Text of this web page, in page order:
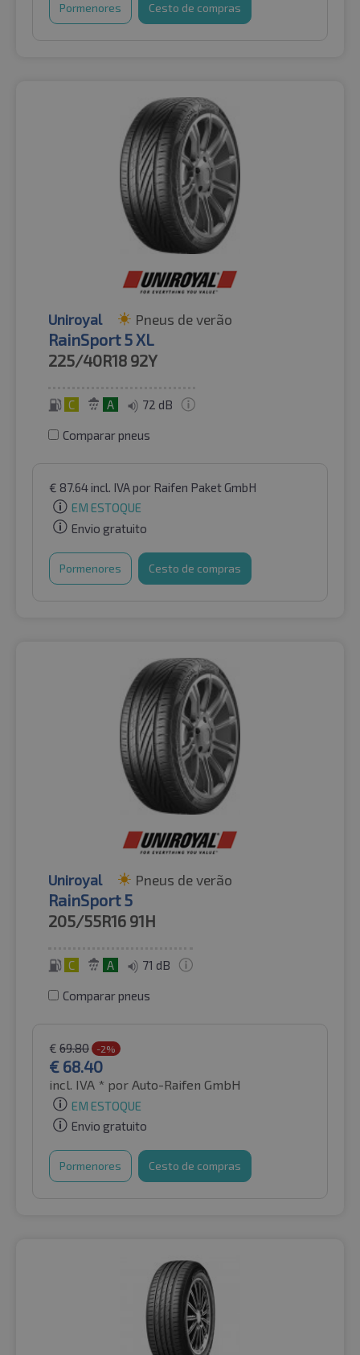
Pormenores Cesto de compras
Uniroyal Pneus de verão
RainSport 5 XL
225/40R18 92Y
C A 72 dB
Comparar pneus
€ 87.64incl. IVA por Raifen Paket GmbH
EM ESTOQUE
Envio gratuito
Pormenores Cesto de compras
Uniroyal Pneus de verão
RainSport 5
205/55R16 91H
C A 71 dB
Comparar pneus
€ 69.80 -2%
€ 68.40
incl. IVA * por Auto-Raifen GmbH
EM ESTOQUE
Envio gratuito
Pormenores Cesto de compras